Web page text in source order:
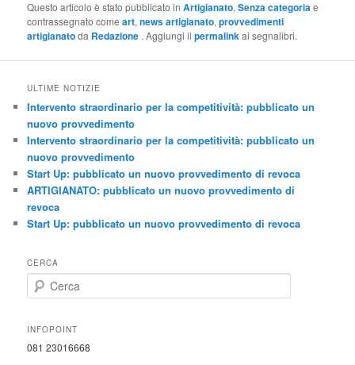
Questo articolo è stato pubblicato inArtigianato,Senza categoriae
contrassegnato comeart,news artigianato,provvedimenti
artigianatoda Redazione . Aggiungi ilpermalinkai segnalibri.
ULTIME NOTIZIE
Intervento straordinario per la competitività: pubblicato un
nuovo provvedimento
Intervento straordinario per la competitività: pubblicato un
nuovo provvedimento
Start Up: pubblicato un nuovo provvedimento di revoca
ARTIGIANATO: pubblicato un nuovo provvedimento di
revoca
Start Up: pubblicato un nuovo provvedimento di revoca
CERCA
e
c
INFOPOINT
081 23016668